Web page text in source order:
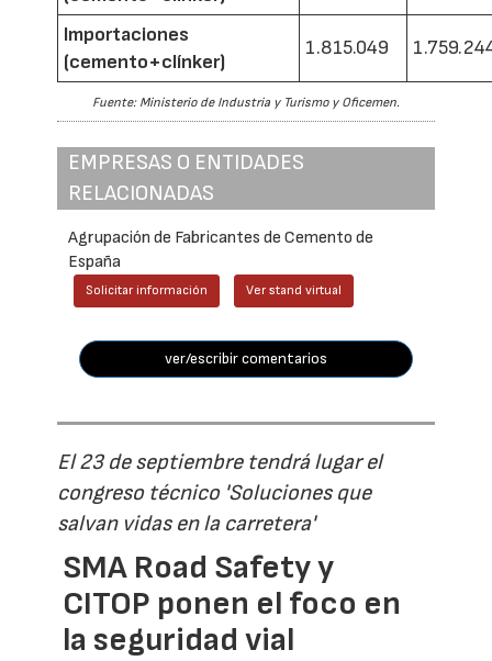
Importaciones
(cemento+clínker)
1.815.049
Fuente: Ministerio de Industria y Turismo y Oficemen.
EMPRESAS O ENTIDADES
RELACIONADAS
Agrupación de Fabricantes de Cemento de
España
Solicitar información Ver stand virtual
ver/escribir comentarios
El 23 de septiembre tendrá lugar el
congreso técnico 'Soluciones que
salvan vidas en la carretera'
SMA Road Safety y
CITOP ponen el foco en
la seguridad vial